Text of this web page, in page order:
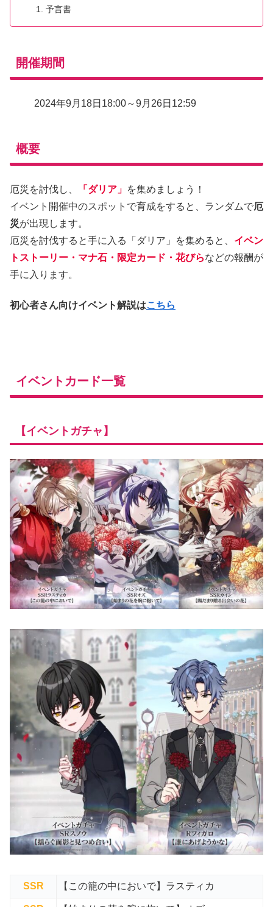
予言書
開催期間
2024年9月18日18:00～9月26日12:59
概要
厄災を討伐し、 「ダリア」 を集めましょう！
イベント開催中のスポットで育成をすると、ランダムで厄
災が出現します。
厄災を討伐すると手に入る「ダリア」を集めると、 イベン
トストーリー・マナ石・限定カード・花びらなどの報酬が
手に入ります。
初心者さん向けイベント解説はこちら
イベントカード一覧
【イベントガチャ】
SSR 【この籠の中においで】ラスティカ